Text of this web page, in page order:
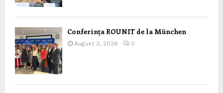
Conferința ROUNIT de la München
August 3, 2026 0